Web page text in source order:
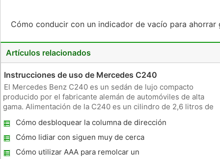
Cómo conducir con un indicador de vacío para
Artículos relacionados
Instrucciones de uso de Mercedes C240 ​​
El Mercedes Benz C240 ​​es un sedán de lujo compacto
producido por el fabricante alemán de automóviles de alta
gama. Alimentación de la C240 ​​es un cilindro de 2,6 litros de
viene equipado con una transmisión automática. Manejo de la
C240 ​​e
Cómo desbloquear la columna de dirección
Cómo lidiar con siguen muy de cerca
Cómo utilizar AAA para remolcar un